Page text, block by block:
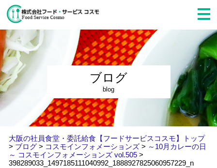
ブログ
blog
大阪の社員食堂・委託給食【フードサービスコスモ】トップ
> ブログ> コスモインフォメーションズ> ～10月カレーの日
～ コスモインフォメーションズ vol.505>
398289033_1497185111040992_1888927825060957229_n